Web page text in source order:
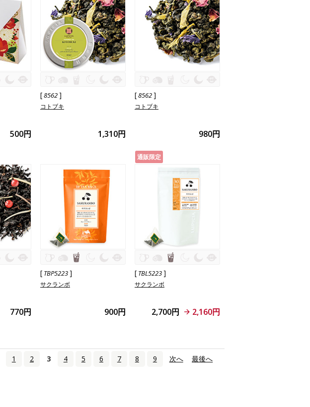
500円
[8562]
コトブキ
1,310円
[8562]
コトブキ
980円
770円
[ TBP5223]
サクランボ
900円
通販限定
[ TBL5223]
サクランボ
2,700円 2,160円
1 2 3 4 5 6 7 8 9 次へ 最後へ